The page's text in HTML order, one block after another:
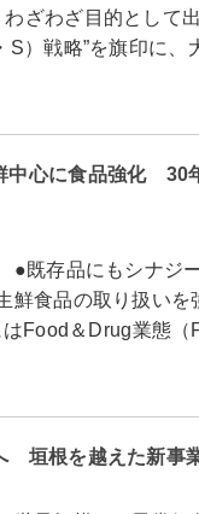
ざわざ目的として
S）戦略”を旗印に、
中心に食品強化 30
●既存品にもシナジ
食品の取り扱いを
Food＆Drug業態（F
垣根を越えた新事